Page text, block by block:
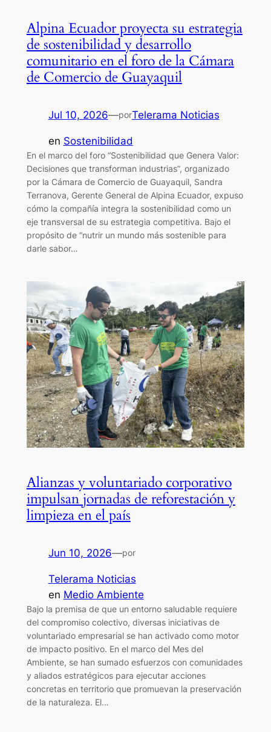
Alpina Ecuador proyecta su estrategia
de sostenibilidad y desarrollo
comunitario en el foro de la Cámara
de Comercio de Guayaquil
Jul 10, 2026—porTelerama Noticias
en Sostenibilidad
En el marco del foro “Sostenibilidad que Genera Valor:
Decisiones que transforman industrias”, organizado
por la Cámara de Comercio de Guayaquil, Sandra
Terranova, Gerente General de Alpina Ecuador, expuso
cómo la compañía integra la sostenibilidad como un
eje transversal de su estrategia competitiva. Bajo el
propósito de “nutrir un mundo más sostenible para
darle sabor…
Alianzas y voluntariado corporativo
impulsan jornadas de reforestación y
limpieza en el país
Jun 10, 2026—por
Telerama Noticias
en Medio Ambiente
Bajo la premisa de que un entorno saludable requiere
del compromiso colectivo, diversas iniciativas de
voluntariado empresarial se han activado como motor
de impacto positivo. En el marco del Mes del
Ambiente, se han sumado esfuerzos con comunidades
y aliados estratégicos para ejecutar acciones
concretas en territorio que promuevan la preservación
de la naturaleza. El…